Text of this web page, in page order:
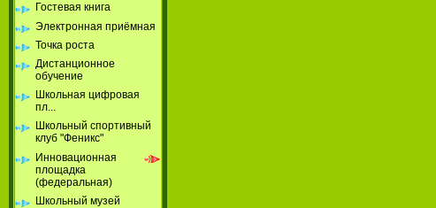
Гостевая книга
Электронная приёмная
Точка роста
Дистанционное
обучение
Школьная цифровая
пл...
Школьный спортивный
клуб "Феникс"
Инновационная
площадка
(федеральная)
Школьный музей